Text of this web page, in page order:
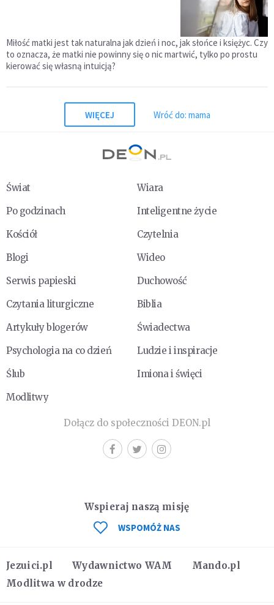
Miłość matki jest tak naturalna jak dzień i noc, jak słońce i księżyc. Czy
to oznacza, że matki nie powinny się o nic martwić, tylko po prostu
kierować się własną intuicją?
WIĘCEJ Wróć do: mama
Świat
Wiara
Po godzinach
Inteligentne życie
Kościół
Czytelnia
Blogi
Wideo
Serwis papieski
Duchowość
Czytania liturgiczne
Biblia
Artykuły blogerów
Świadectwa
Psychologia na co dzień
Ludzie i inspiracje
Ślub
Imiona i święci
Modlitwy
Dołącz do społeczności DEON.pl
Jezuici.pl Wydawnictwo WAM
Mando.pl
Modlitwa w drodze
Wspieraj naszą misję
WSPOMÓŻ NAS